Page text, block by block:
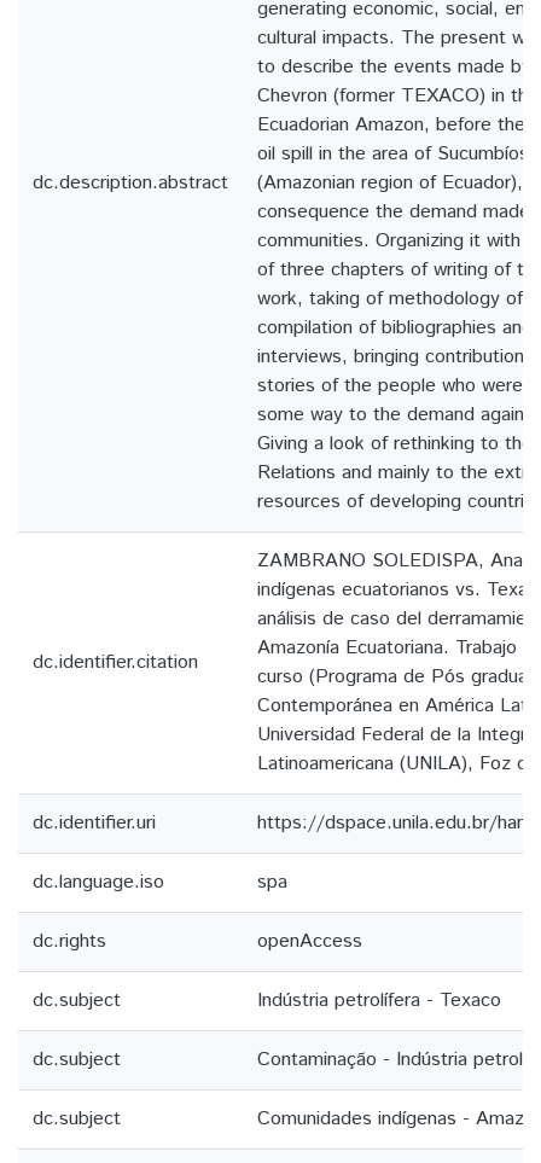
dc.description.abstract
generating economic, social,
cultural impacts. The present
to describe the events made by
Chevron (former TEXACO) in
Ecuadorian Amazon, before the
oil spill in the area of Sucumbíos
(Amazonian region of Ecuador),
consequence the demand made
communities. Organizing it with
of three chapters of writing of
work, taking of methodology of
compilation of bibliographies and
interviews, bringing
stories of the people who were
some way to the demand
Giving a look of rethinking to
Relations and mainly to the
resources of developing
dc.identifier.citation
ZAMBRANO SOLEDISPA, Ana
indígenas ecuatorianos vs.
análisis de caso del
Amazonía Ecuatoriana. Trabajo
curso (Programa de Pós
Contemporánea en América
Universidad Federal de la
Latinoamericana (UNILA), Foz
dc.identifier.uri https://dspace.unila.edu.br/
dc.language.iso spa
dc.rights openAccess
dc.subject Indústria petrolífera - Texaco
dc.subject Contaminação - Indústria
dc.subject Comunidades indígenas -